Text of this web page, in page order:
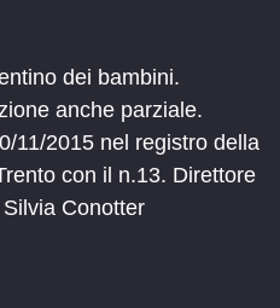
dei bambini.
anche parziale.
11/2015 nel registro della
con il n.13. Direttore
Conotter